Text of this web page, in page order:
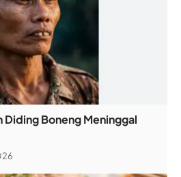
Boneng Meninggal